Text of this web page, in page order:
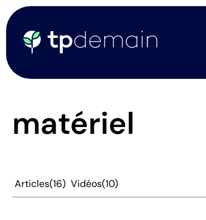
matériel
Articles(16) Vidéos(10)